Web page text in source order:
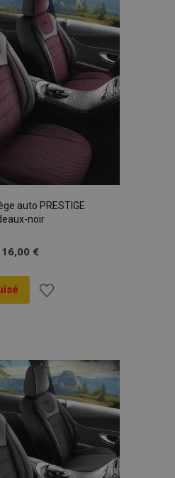
d'achats
auto PRESTIGE
noir
€
liste
d'achats